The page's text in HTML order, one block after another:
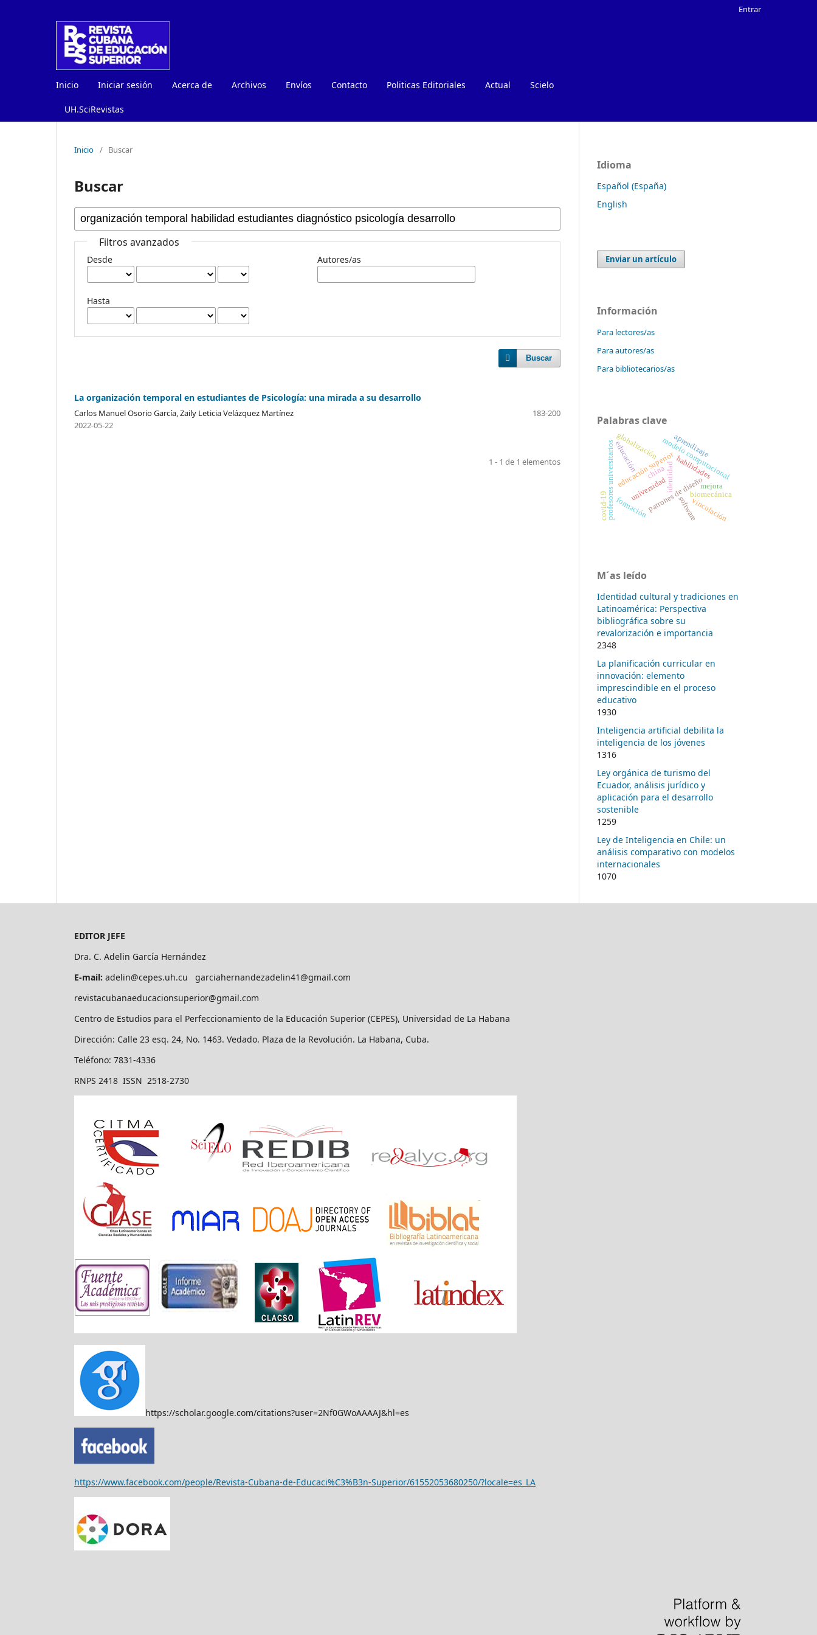
Inicio Iniciar sesión Acerca de Archivos Envíos Contacto Politicas Editoriales Actual Scielo
UH.SciRevistas
Entrar
Inicio / Buscar
Buscar
Filtros avanzados
Desde
Hasta
Autores/as
Buscar
La organización temporal en estudiantes de Psicología: una mirada a su desarrollo
Carlos Manuel Osorio García, Zaily Leticia Velázquez Martínez
183-200
2022-05-22
1 - 1 de 1 elementos
Idioma
Español (España)
English
Enviar un artículo
Información
Para lectores/as
Para autores/as
Para bibliotecarios/as
Palabras clave
china
educación superior
globalización
identidad
modelo computacional
patrones de diseño
software
profesores universitarios universidad
formación
biomecánica
habilidades
aprendizaje
vinculación
mejora
educación
covid-19
M´as leído
Identidad cultural y tradiciones en
Latinoamérica: Perspectiva
bibliográfica sobre su
revalorización e importancia
2348
La planificación curricular en
innovación: elemento
imprescindible en el proceso
educativo
1930
Inteligencia artificial debilita la
inteligencia de los jóvenes
1316
Ley orgánica de turismo del
Ecuador, análisis jurídico y
aplicación para el desarrollo
sostenible
1259
Ley de Inteligencia en Chile: un
análisis comparativo con modelos
internacionales
1070
EDITOR JEFE
Dra. C. Adelin García Hernández
E-mail: adelin@cepes.uh.cu garciahernandezadelin41@gmail.com
revistacubanaeducacionsuperior@gmail.com
Centro de Estudios para el Perfeccionamiento de la Educación Superior (CEPES), Universidad de La Habana
Dirección: Calle 23 esq. 24, No. 1463. Vedado. Plaza de la Revolución. La Habana, Cuba.
Teléfono: 7831-4336
RNPS 2418 ISSN 2518-2730
https://scholar.google.com/citations?user=2Nf0GWoAAAAJ&hl=es
https://www.facebook.com/people/Revista-Cubana-de-Educaci%C3%B3n-Superior/61552053680250/?locale=es_LA